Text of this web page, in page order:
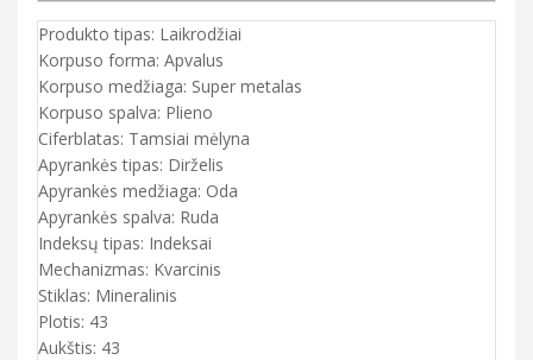
Produkto tipas: Laikrodžiai
Korpuso forma: Apvalus
Korpuso medžiaga: Super metalas
Korpuso spalva: Plieno
Ciferblatas: Tamsiai mėlyna
Apyrankės tipas: Dirželis
Apyrankės medžiaga: Oda
Apyrankės spalva: Ruda
Indeksų tipas: Indeksai
Mechanizmas: Kvarcinis
Stiklas: Mineralinis
Plotis: 43
Aukštis: 43